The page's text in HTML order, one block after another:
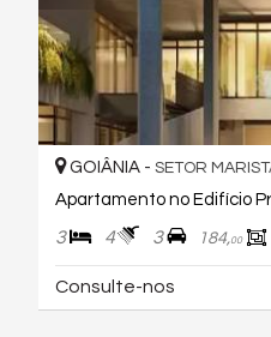
GOIÂNIA - SETOR
Apartamento no Edifício
3 4 3 184,00
Consulte-nos